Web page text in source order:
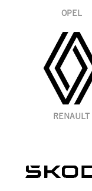
OPEL
RENAULT